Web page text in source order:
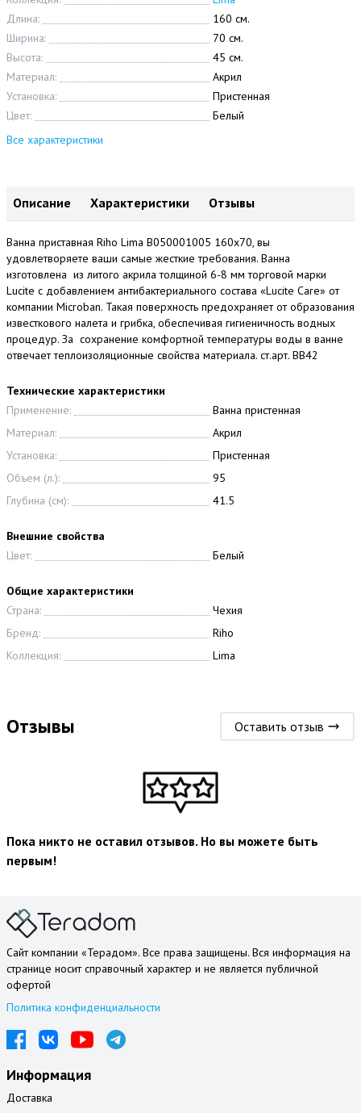
Длина:
160 см.
Ширина:
70 см.
Высота:
45 см.
Материал:
Акрил
Установка:
Пристенная
Цвет:
Белый
Все характеристики
Описание Характеристики Отзывы
Ванна приставная Riho Lima B050001005 160x70, вы
удовлетворяете ваши самые жесткие требования. Ванна
изготовлена из литого акрила толщиной 6-8 мм торговой марки
Lucite с добавлением антибактериального состава «Lucite Care» от
компании Microban. Такая поверхность предохраняет от образования
известкового налета и грибка, обеспечивая гигиеничность водных
процедур. За сохранение комфортной температуры воды в ванне
отвечает теплоизоляционные свойства материала. ст.арт. BB42
Технические характеристики
Применение:
Ванна пристенная
Материал:
Акрил
Установка:
Пристенная
Объем (л.):
95
Глубина (см):
41.5
Внешние свойства
Цвет:
Белый
Общие характеристики
Страна:
Чехия
Бренд:
Riho
Коллекция:
Lima
Отзывы Оставить отзыв
Пока никто не оставил отзывов. Но вы можете быть
первым!
Сайт компании «Терадом». Все права защищены. Вся информация на
странице носит справочный характер и не является публичной
офертой
Политика конфиденциальности
Информация
Доставка